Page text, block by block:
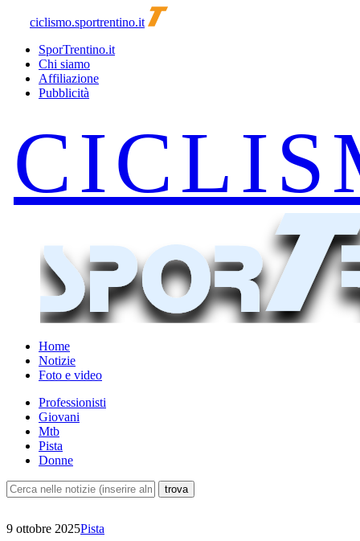
ciclismo.sportrentino.it
SporTrentino.it
Chi siamo
Affiliazione
Pubblicità
Home
Notizie
Foto e video
Professionisti
Giovani
Mtb
Pista
Donne
9 ottobre 2025Pista